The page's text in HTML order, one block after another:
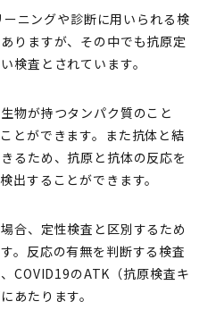
ニングや診断に用いられる検
りますが、その中でも抗原定
検査とされています。
物が持つタンパク質のこと
とができます。また抗体と結
るため、抗原と抗体の反応を
出することができます。
合、定性検査と区別するため
。反応の有無を判断する検査
COVID19のATK（抗原検査キ
あたります。